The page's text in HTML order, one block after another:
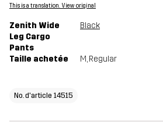
This is a translation. View original
Zenith Wide
Leg Cargo
Pants
Black
Taille achetée M, Regular
No. d'article 14515